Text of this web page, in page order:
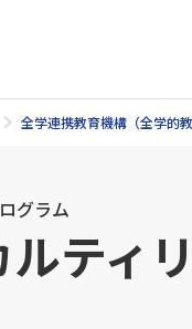
全学連携教育機構（全学的
グラム
ルティ